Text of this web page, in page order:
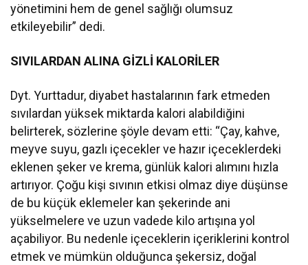
yönetimini hem de genel sağlığı olumsuz
etkileyebilir” dedi.
SIVILARDAN ALINA GİZLİ KALORİLER
Dyt. Yurttadur, diyabet hastalarının fark etmeden
sıvılardan yüksek miktarda kalori alabildiğini
belirterek, sözlerine şöyle devam etti: “Çay, kahve,
meyve suyu, gazlı içecekler ve hazır içeceklerdeki
eklenen şeker ve krema, günlük kalori alımını hızla
artırıyor. Çoğu kişi sıvının etkisi olmaz diye düşünse
de bu küçük eklemeler kan şekerinde ani
yükselmelere ve uzun vadede kilo artışına yol
açabiliyor. Bu nedenle içeceklerin içeriklerini kontrol
etmek ve mümkün olduğunca şekersiz, doğal